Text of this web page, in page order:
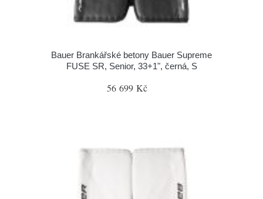
Bauer Brankářské betony Bauer Supreme
FUSE SR, Senior, 33+1", černá, S
56 699 Kč